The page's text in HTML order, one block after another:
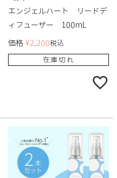
エンジェルハート リードデ
ィフューザー 100mL
価格 ¥2,200税込
在庫切れ